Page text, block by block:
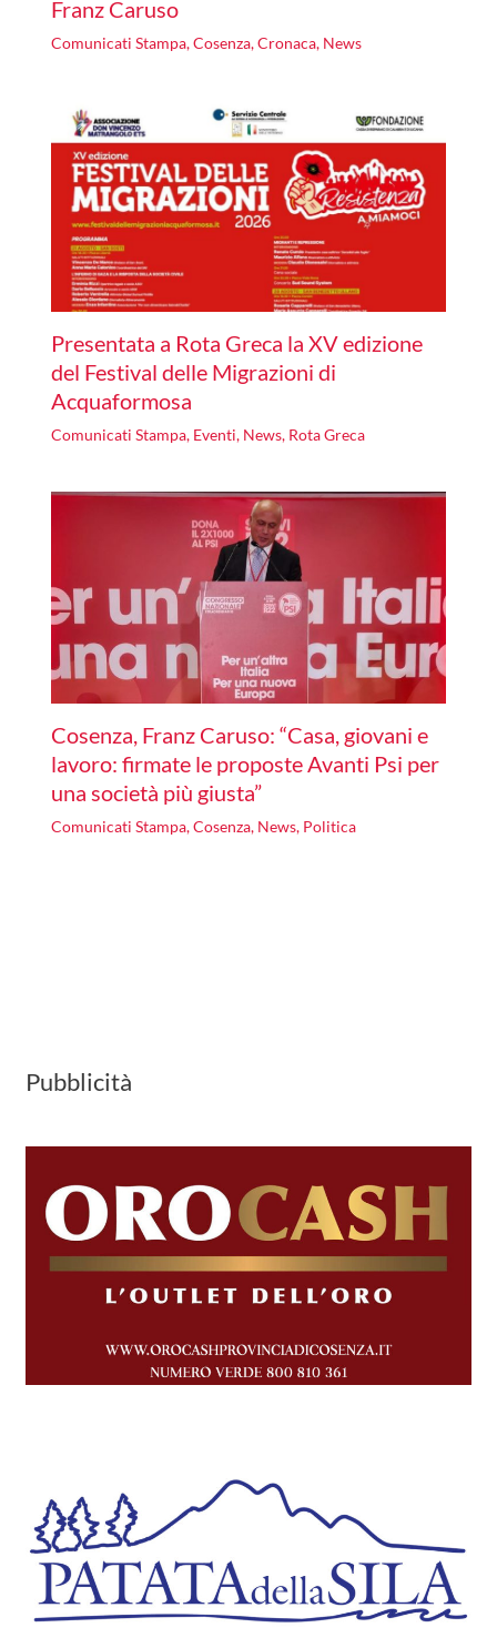
Franz Caruso
Comunicati Stampa,Cosenza,Cronaca, News
Presentata a Rota Greca la XV edizione
del Festival delle Migrazioni di
Acquaformosa
Comunicati Stampa, Eventi, News, Rota Greca
Cosenza, Franz Caruso: “Casa, giovani e
lavoro: firmate le proposte Avanti Psi per
una società più giusta”
Comunicati Stampa,Cosenza, News, Politica
Pubblicità